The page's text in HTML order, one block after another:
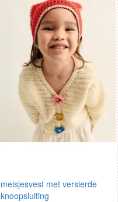
meisjesvest met versierde
knoopsluiting